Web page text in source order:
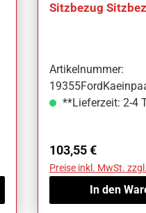
Sitzbezug
Artikelnummer:
**Lieferzeit: 2-4
Regulärer Preis:
103,55 €
Preise inkl. MwSt.
In den